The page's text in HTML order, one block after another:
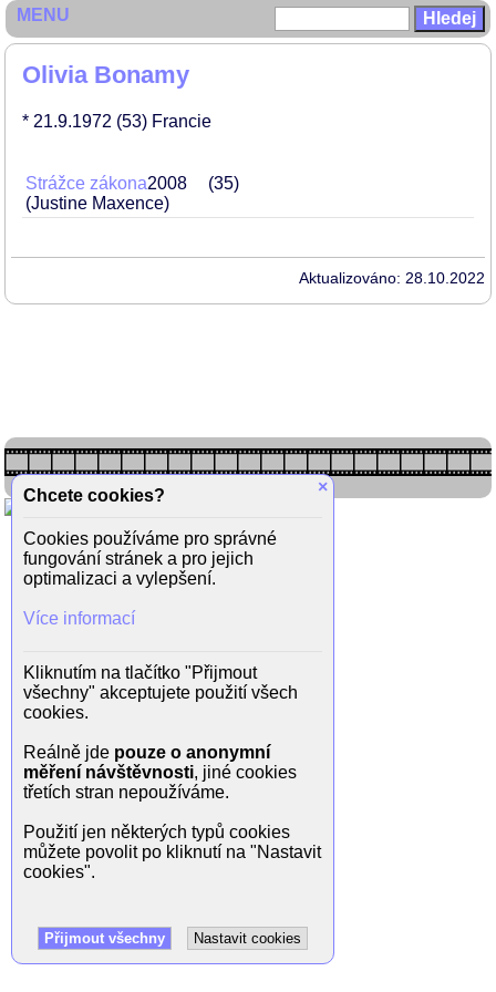
Olivia Bonamy
* 21.9.1972 (53) Francie
Strážce zákona2008
35
(Justine Maxence)
Aktualizováno: 28.10.2022
MENU
×
Chcete cookies?
Cookies používáme pro správné
fungování stránek a pro jejich
optimalizaci a vylepšení.
Více informací
Kliknutím na tlačítko "Přijmout
všechny" akceptujete použití všech
cookies.
Reálně jde pouze o anonymní
měření návštěvnosti, jiné cookies
třetích stran nepoužíváme.
Použití jen některých typů cookies
můžete povolit po kliknutí na "Nastavit
cookies".
Přijmout všechny Nastavit cookies